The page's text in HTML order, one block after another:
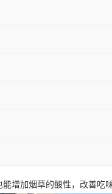
增加烟草的酸性，改善吃